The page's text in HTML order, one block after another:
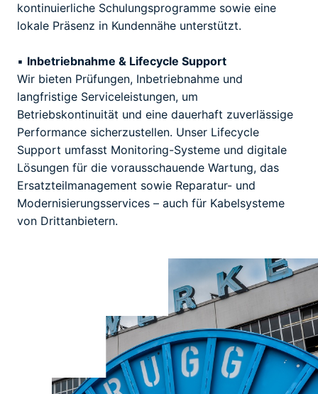
kontinuierliche Schulungsprogramme sowie eine
lokale Präsenz in Kundennähe unterstützt.
▪ Inbetriebnahme & Lifecycle Support
Wir bieten Prüfungen, Inbetriebnahme und
langfristige Serviceleistungen, um
Betriebskontinuität und eine dauerhaft zuverlässige
Performance sicherzustellen. Unser Lifecycle
Support umfasst Monitoring-Systeme und digitale
Lösungen für die vorausschauende Wartung, das
Ersatzteilmanagement sowie Reparatur- und
Modernisierungsservices – auch für Kabelsysteme
von Drittanbietern.